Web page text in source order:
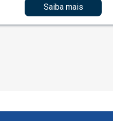
Saiba mais